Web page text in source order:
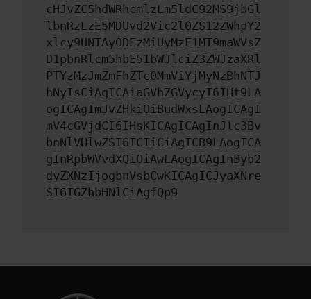
cHJvZC5hdWRhcmlzLm5ldC92MS9jbGl
lbnRzLzE5MDUvd2Vic2l0ZS12ZWhpY2
xlcy9UNTAyODEzMiUyMzE1MT9maWVsZ
D1pbnRlcm5hbE51bWJlciZ3ZWJzaXRl
PTYzMzJmZmFhZTc0MmViYjMyNzBhNTJ
hNyIsCiAgICAiaGVhZGVycyI6IHt9LA
ogICAgImJvZHkiOiBudWxsLAogICAgI
mV4cGVjdCI6IHsKICAgICAgInJlc3Bv
bnNlVHlwZSI6ICIiCiAgICB9LAogICA
gInRpbWVvdXQiOiAwLAogICAgInByb2
dyZXNzIjogbnVsbCwKICAgICJyaXNre
SI6IGZhbHNlCiAgfQp9